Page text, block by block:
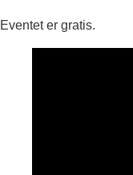
Eventet er gratis.